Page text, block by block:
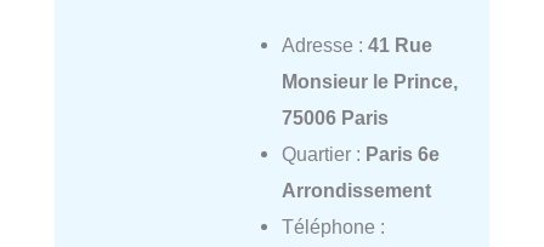
Adresse : 41 Rue
Monsieur le Prince,
75006 Paris
Quartier : Paris 6e
Arrondissement
Téléphone :